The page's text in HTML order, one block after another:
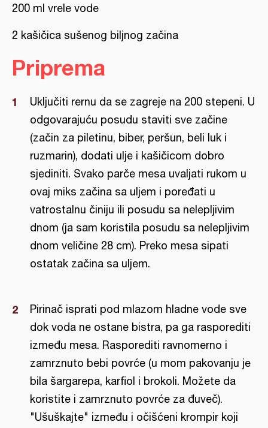
200 ml vrele vode
2 kašičica sušenog biljnog začina
Priprema
Uključiti rernu da se zagreje na 200 stepeni. U
odgovarajuću posudu staviti sve začine
(začin za piletinu, biber, peršun, beli luk i
ruzmarin), dodati ulje i kašičicom dobro
sjediniti. Svako parče mesa uvaljati rukom u
ovaj miks začina sa uljem i poređati u
vatrostalnu činiju ili posudu sa nelepljivim
dnom (ja sam koristila posudu sa nelepljivim
dnom veličine 28 cm). Preko mesa sipati
ostatak začina sa uljem.
Pirinač isprati pod mlazom hladne vode sve
dok voda ne ostane bistra, pa ga rasporediti
između mesa. Rasporediti ravnomerno i
zamrznuto bebi povrće (u mom pakovanju je
bila šargarepa, karfiol i brokoli. Možete da
koristite i zamrznuto povrće za đuveč).
"Ušuškajte" između i očišćeni krompir koji